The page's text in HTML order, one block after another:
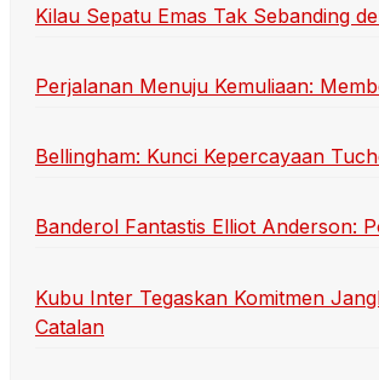
Kilau Sepatu Emas Tak Sebanding
Perjalanan Menuju Kemuliaan:
Bellingham: Kunci Kepercayaan
Banderol Fantastis Elliot Anderson:
Kubu Inter Tegaskan Komitmen
Catalan